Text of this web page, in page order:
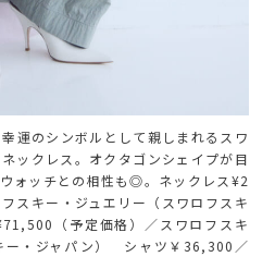
運のシンボルとして親しまれるスワ
ックレス。オクタゴンシェイプが目
ォッチとの相性も◎。ネックレス¥2
スキー・ジュエリー（スワロフスキ
（予定価格）／スワロフスキ
ー・ジャパン） シャツ￥36,300／